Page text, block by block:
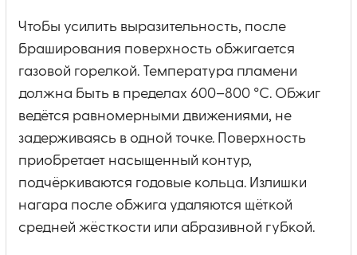
Чтобы усилить выразительность, после
браширования поверхность обжигается
газовой горелкой. Температура пламени
должна быть в пределах 600–800 °C. Обжиг
ведётся равномерными движениями, не
задерживаясь в одной точке. Поверхность
приобретает насыщенный контур,
подчёркиваются годовые кольца. Излишки
нагара после обжига удаляются щёткой
средней жёсткости или абразивной губкой.